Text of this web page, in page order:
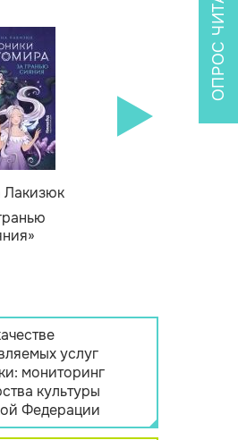
Лакизюк
услуг
мониторинг
культуры
Федерации